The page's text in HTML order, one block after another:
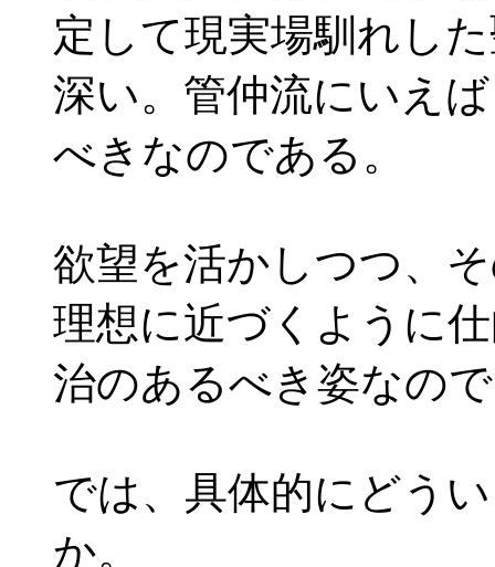
定して現実場馴れし
深い。管仲流にいえ
べきなのである。
欲望を活かしつつ、
理想に近づくように
治のあるべき姿なの
では、具体的にどう
か。